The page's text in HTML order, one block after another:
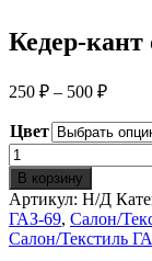
Кедер-
250 ₽ – 500 ₽
250 ₽
–
Цвет
Количество
Кедер-
кант
обшивки
сидений
ГАЗ
В корзину
Артикул: Н/Д
ГАЗ-69, Салон/
Салон/Текстиль